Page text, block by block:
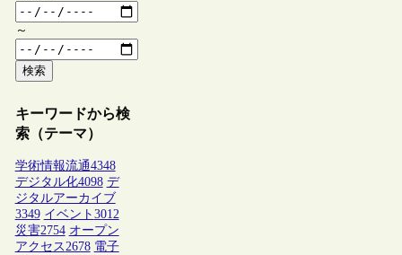
～
検索
キーワードから検
索（テーマ）
学術情報流通4348
デジタル化4098 デ
ジタルアーカイブ
3349 イベント 3012
災害2754 オープン
アクセス2678 電子